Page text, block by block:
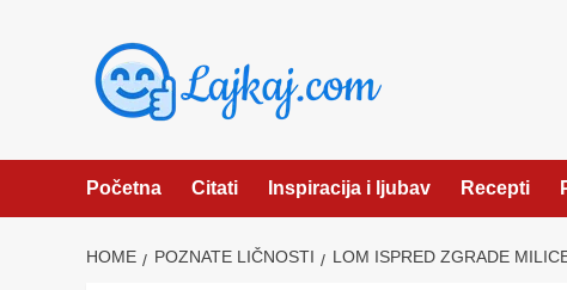
Početna Citati Inspiracija i ljubav Recepti
HOME POZNATE LIČNOSTI LOM ISPRED ZGRADE